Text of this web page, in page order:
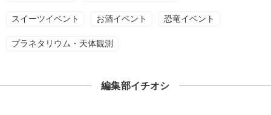
スイーツイベント お酒イベント 恐竜イベント
プラネタリウム・天体観測
編集部イチオシ